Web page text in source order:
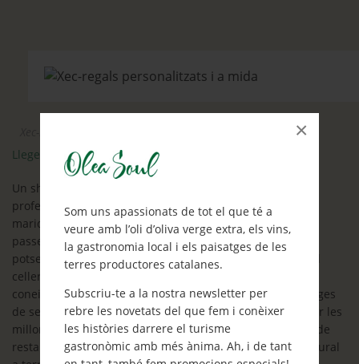
Som uns apassionats de tot el que té a
veure amb l’oli d’oliva verge extra, els vins,
la gastronomia local i els paisatges de les
terres productores catalanes.
Subscriu-te a la nostra newsletter per
rebre les novetats del que fem i conèixer
les històries darrere el turisme
gastronòmic amb més ànima. Ah, i de tant
×
Llegeix més
Un showcooking privat o un taller de cuina? un tast
professional d’olis d’oliva verge extra potser? I un tast-
maridatge de cerveses i xocolates artesanes? Li agrada
passejar entre vinyes oliveres i descobrir nous racons? O
potser busca aquell molí d’oli, aquella cerveseria o aquell
celler petitet, aquell projecte tan especial que poca gent
coneix? I si el què vol és un passeig fotogràfic dels paisatges
de secà de primavera o aprendre tots els trucs per penjar les
millors fotografies gastronòmiques a Instagram quan va de
restaurants? I si, a més, no vol perdre’s aquella visita cultural